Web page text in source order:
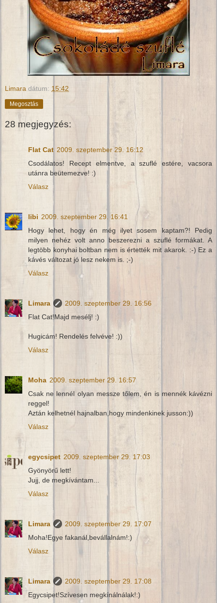
Limara dátum: 15:42
Megosztás
28 megjegyzés:
Flat Cat 2009. szeptember 29. 16:12
Csodálatos! Recept elmentve, a szuflé estére, vacsora
utánra beütemezve! :)
Válasz
libi 2009. szeptember 29. 16:41
Hogy lehet, hogy én még ilyet sosem kaptam?! Pedig
milyen nehéz volt anno beszerezni a szuflé formákat. A
legtöbb konyhai boltban nem is értették mit akarok. :-) Ez a
kávés változat jó lesz nekem is. ;-)
Válasz
Limara
2009. szeptember 29. 16:56
Flat Cat!Majd mesélj! :)
Hugicám! Rendelés felvéve! :))
Válasz
Moha 2009. szeptember 29. 16:57
Csak ne lennél olyan messze tőlem, én is mennék kávézni
reggel!
Aztán kelhetnél hajnalban,hogy mindenkinek jusson:))
Válasz
egycsipet 2009. szeptember 29. 17:03
Gyönyörű lett!
Jujj, de megkívántam...
Válasz
Limara
2009. szeptember 29. 17:07
Moha!Egye fakanál,bevállalnám!:)
Válasz
Limara
2009. szeptember 29. 17:08
Egycsipet!Szívesen megkínálnálak!:)